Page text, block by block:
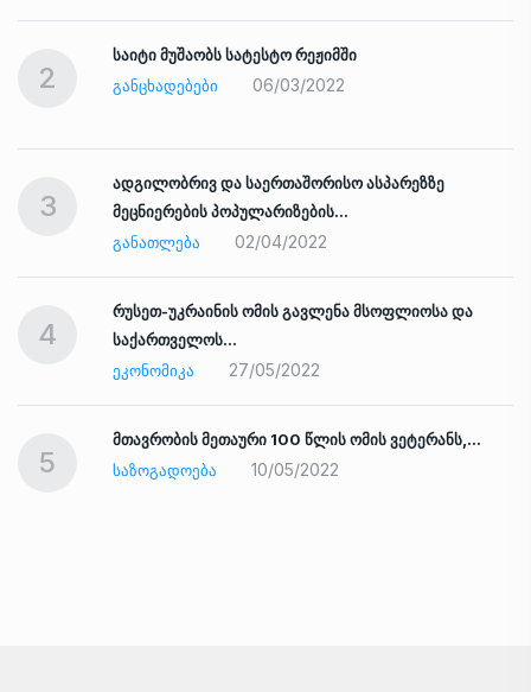
2
საიტი მუშაობს სატესტო რეჟიმში
ᲒᲐᲜᲪᲮᲐᲓᲔᲑᲔᲑᲘ
06/03/2022
3
ადგილობრივ და საერთაშორისო ასპარეზზე
მეცნიერების პოპულარიზების…
ᲒᲐᲜᲐᲗᲚᲔᲑᲐ
02/04/2022
4
რუსეთ-უკრაინის ომის გავლენა მსოფლიოსა და
საქართველოს…
ᲔᲙᲝᲜᲝᲛᲘᲙᲐ
27/05/2022
5
მთავრობის მეთაური 100 წლის ომის ვეტერანს,…
ᲡᲐᲖᲝᲒᲐᲓᲝᲔᲑᲐ
10/05/2022